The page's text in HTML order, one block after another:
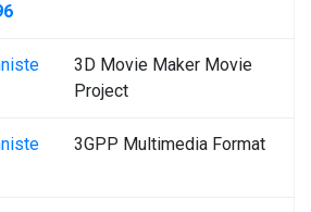
3D Movie Maker Movie
Project
3GPP Multimedia Format